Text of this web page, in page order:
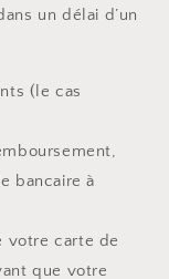
un délai d’un
(le cas
bancaire à
votre carte de
que votre